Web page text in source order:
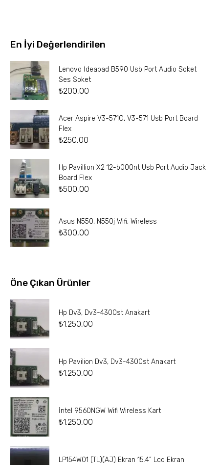
En İyi Değerlendirilen
Lenovo İdeapad B590 Usb Port Audio Soket
Ses Soket
₺200,00
Acer Aspire V3-571G, V3-571 Usb Port Board
Flex
₺250,00
Hp Pavillion X2 12-b000nt Usb Port Audio Jack
Board Flex
₺500,00
Asus N550, N550j Wifi, Wireless
₺300,00
Öne Çıkan Ürünler
Hp Dv3, Dv3-4300st Anakart
₺1.250,00
Hp Pavilion Dv3, Dv3-4300st Anakart
₺1.250,00
İntel 9560NGW Wifi Wireless Kart
₺1.250,00
LP154W01 (TL)(AJ) Ekran 15.4” Lcd Ekran